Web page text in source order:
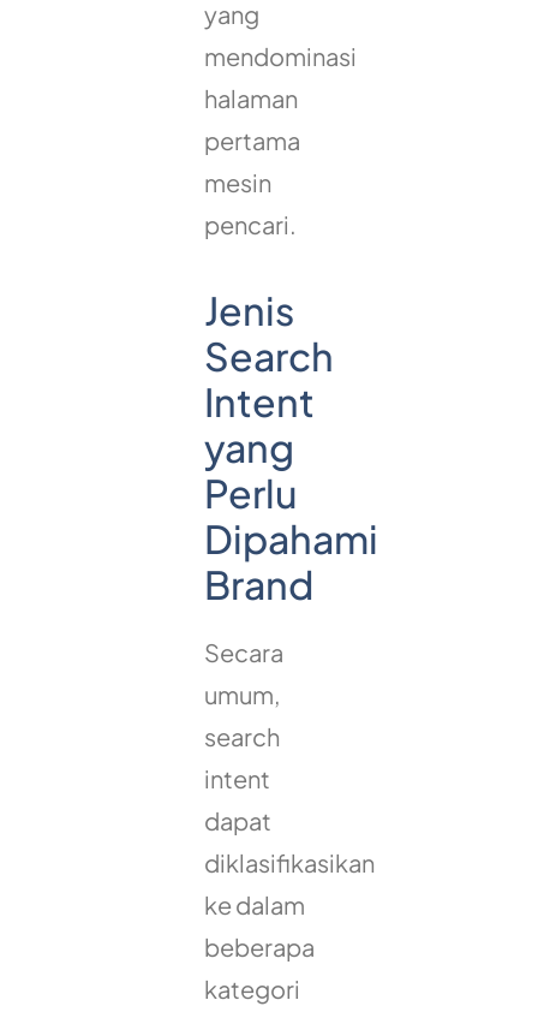
yang
mendominasi
halaman
pertama
mesin
pencari.
Jenis
Search
Intent
yang
Perlu
Dipahami
Brand
Secara
umum,
search
intent
dapat
diklasifikasikan
ke dalam
beberapa
kategori